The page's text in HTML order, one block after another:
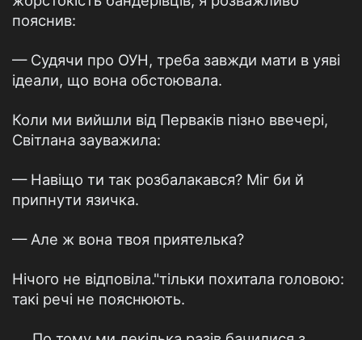
пояснив:
— Судячи про ОУН, треба завжди мати в уяві
ідеали, що вона обстоювала.
Коли ми вийшли від Перваків пізно ввечері,
Світлана зауважила:
— Навіщо ти так розбалакався? Міг би й
припнути язичка.
— Але ж вона твоя приятелька?
Нічого не відповіла."тільки похитала головою:
такі речі не пояснюють.